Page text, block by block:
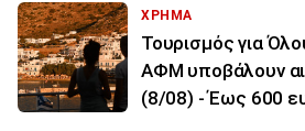
ΧΡΗΜΑ
Τουρισμός για
ΑΦΜ υποβάλουν
(8/08) - Έως 600